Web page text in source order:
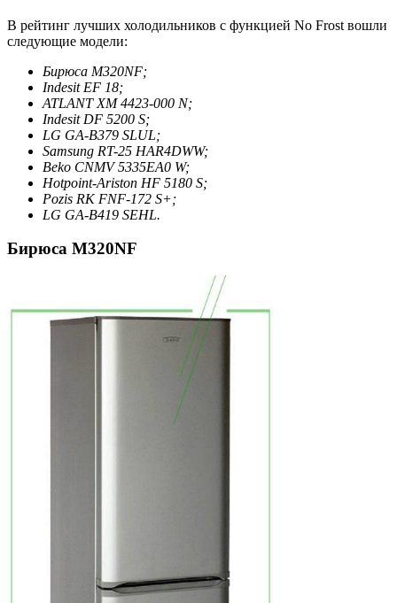
В рейтинг лучших холодильников с функцией No Frost вошли
следующие модели:
Бирюса M320NF;
Indesit EF 18;
ATLANT ХМ 4423-000 N;
Indesit DF 5200 S;
LG GA-B379 SLUL;
Samsung RT-25 HAR4DWW;
Beko CNMV 5335EA0 W;
Hotpoint-Ariston HF 5180 S;
Pozis RK FNF-172 S+;
LG GA-B419 SEHL.
Бирюса M320NF